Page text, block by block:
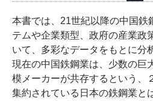
本書では、21世紀以降の中国鉄
テムや企業類型、政府の産業政
いて、多彩なデータをもとに分
現在の中国鉄鋼業は、少数の巨
模メーカーが共存するという、
集約されている日本の鉄鋼業と